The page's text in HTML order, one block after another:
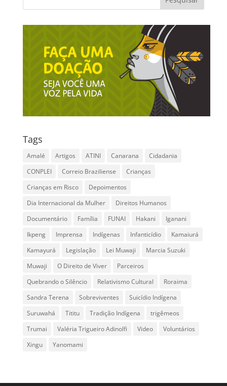
Tags
Amalé Artigos ATINI Canarana
Cidadania
CONPLEI
Correio Braziliense
Crianças
Crianças em Risco
Depoimentos
Dia Internacional da Mulher
Direitos Humanos
Documentário
Família FUNAI Hakani
Iganani
Ikpeng
Imprensa Indígenas Infanticídio
Kamaiurá
Kamayurá
Legislação Lei Muwaji
Marcia Suzuki
Muwaji
O Direito de Viver
Parceiros
Quebrando o Silêncio
Relativismo Cultural
Roraima
Sandra Terena
Sobreviventes
Suicídio Indígena
Suruwahá
Tititu Tradição Indígena
trigêmeos
Trumai
Valéria Trigueiro Adinolfi Video
Voluntários
Xingu
Yanomami